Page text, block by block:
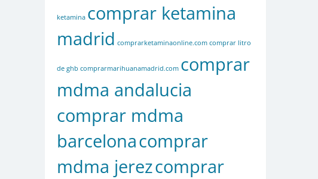
ketamina comprar ketamina
madrid comprarketaminaonline.com comprar litro
de ghb comprarmarihuanamadrid.com comprar
mdma andalucia
comprar mdma
barcelonacomprar
mdma jerezcomprar